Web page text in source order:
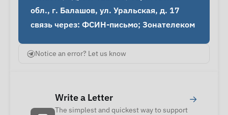
обл., г. Балашов, ул. Уральская, д. 17
связь через: ФСИН-письмо; Зонателеком
Notice an error? Let us know
Write a Letter
The simplest and quickest way to support
→